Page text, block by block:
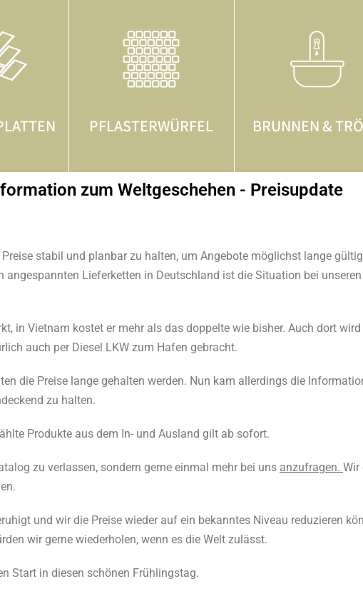
PFLASTERWÜRFEL BRUNNEN &
zum Weltgeschehen - Preisupdate
stabil und planbar zu halten, um Angebote möglichst lange
angespannten Lieferketten in Deutschland ist die Situation bei
in Vietnam kostet er mehr als das doppelte wie bisher. Auch dort
auch per Diesel LKW zum Hafen gebracht.
die Preise lange gehalten werden. Nun kam allerdings die
zu halten.
Produkte aus dem In- und Ausland gilt ab sofort.
zu verlassen, sondern gerne einmal mehr bei uns anzufragen. Wir
und wir die Preise wieder auf ein bekanntes Niveau reduzieren
wir gerne wiederholen, wenn es die Welt zulässt.
Start in diesen schönen Frühlingstag.